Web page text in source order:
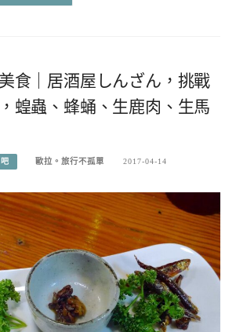
食｜居酒屋しんざん，挑戰
蝗蟲、蜂蛹、生鹿肉、生馬
歐拉。旅行不孤單 2017-04-14